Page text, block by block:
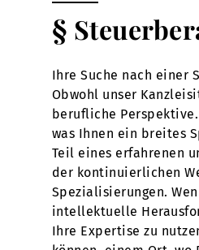
§
Ihre Suche nach einer
Obwohl unser
berufliche
was Ihnen ein breites
Teil eines erfahrenen
der kontinuierlichen
Spezialisierungen.
intellektuelle
Ihre Expertise zu